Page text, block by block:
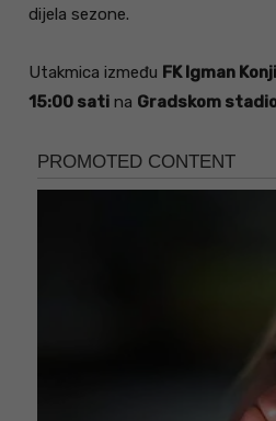
dijela sezone.
Utakmica između FK Igman
15:00 sati na Gradskom